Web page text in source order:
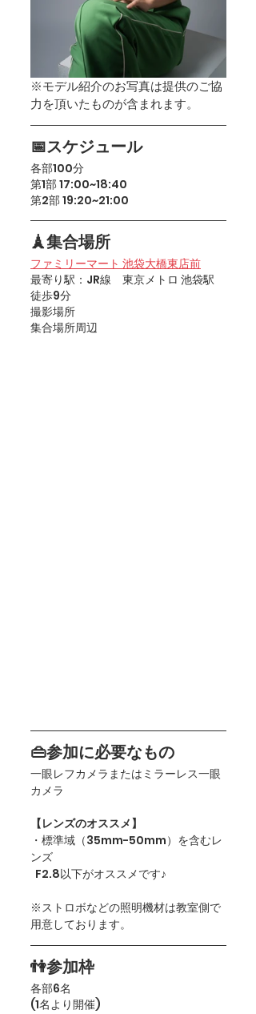
※モデル紹介のお写真は提供のご協
力を頂いたものが含まれます。
📅スケジュール
各部100分
第1部 17:00~18:40
第2部 19:20~21:00
🗼集合場所
ファミリーマート 池袋大橋東店前
最寄り駅：JR線　東京メトロ 池袋駅
徒歩9分
撮影場所
集合場所周辺
👜参加に必要なもの
一眼レフカメラまたはミラーレス一眼
カメラ
【レンズのオススメ】
・標準域（35mm-50mm）を含むレ
ンズ
F2.8以下がオススメです♪
※ストロボなどの照明機材は教室側で
用意しております。
👫参加枠
各部6名
(1名より開催)